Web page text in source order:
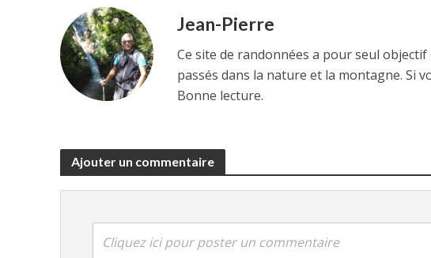
Jean-Pierre
Ce site de randonnées a pour seul
passés dans la nature et la montagne. Si
Bonne lecture.
Ajouter un commentaire
Cliquez ici pour poster un commentaire